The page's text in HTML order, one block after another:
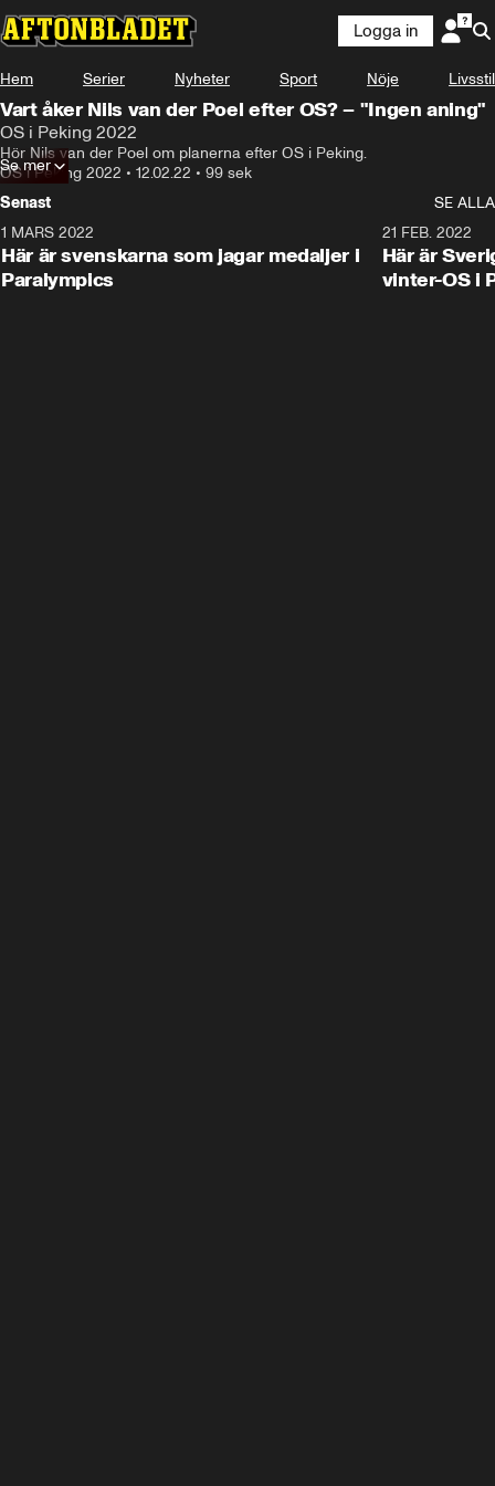
Logga in
Hem Serier Nyheter Sport Nöje Livsstil
Vart åker Nils van der Poel efter OS? – "Ingen aning"
OS i Peking 2022
Hör Nils van der Poel om planerna efter OS i Peking.
OS i Peking 2022 • 12.02.22 • 99 sek
Se mer
Senast
SE ALLA
1 MARS 2022
Här är svenskarna som jagar medaljer i
Paralympics
21 FEB. 2022
Här är
vinter-OS i